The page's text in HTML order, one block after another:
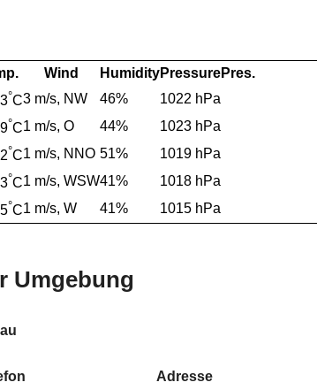
Wind HumidityPressurePres.
°C3 m/s, NW 46%
1022 hPa
°C1 m/s, O 44%
1023 hPa
°C1 m/s, NNO 51%
1019 hPa
°C1 m/s, WSW41%
1018 hPa
°C1 m/s, W 41% 1015 hPa
Umgebung
Adresse